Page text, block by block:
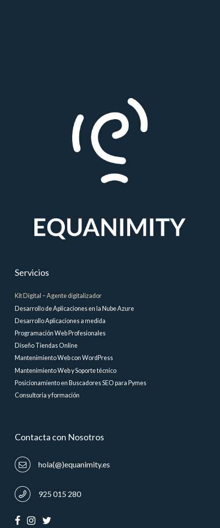
Servicios
Kit Digital – Agente digitalizador
Desarrollo de Aplicaciones en la Nube Azure
Desarrollo Aplicaciones a medida
Programación Web Profesionales
Diseño Tiendas Online
Mantenimiento Web con WordPress
Mantenimiento Web y Soporte técnico
Posicionamiento en Buscadores SEO para Pymes
Consultoria y formación
Contacta con Nosotros
hola(@)equanimity.es
925 015 280